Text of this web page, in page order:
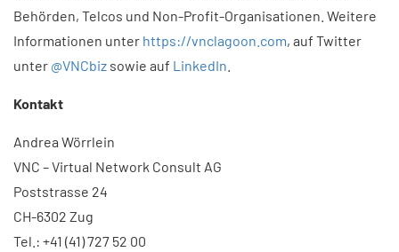
Behörden, Telcos und Non-Profit-Organisationen. Weitere
Informationen unter https://vnclagoon.com, auf Twitter
unter @VNCbiz sowie auf LinkedIn
Kontakt
Andrea Wörrlein
VNC – Virtual Network Consult AG
Poststrasse 24
CH-6302 Zug
Tel.: +41 (41) 727 52 00